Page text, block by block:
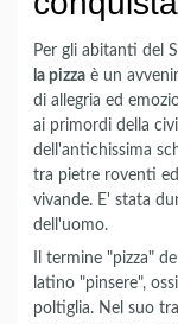
Per gli abitanti del
la pizza è un
di allegria ed
ai primordi della
dell'antichissima
tra pietre roventi
vivande. E' stata
dell'uomo.
Il termine "pizza"
latino "pinsere",
poltiglia. Nel suo